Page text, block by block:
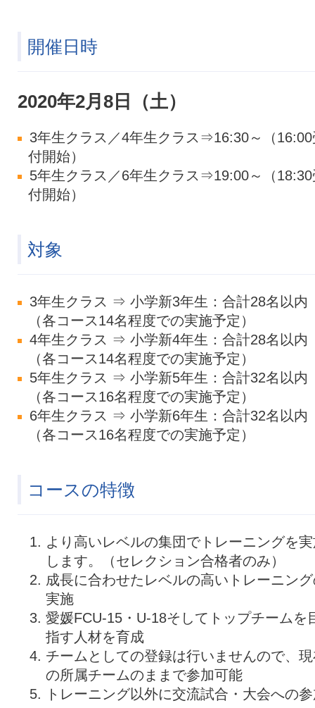
開催日時
2020年2月8日（土）
3年生クラス／4年生クラス⇒16:30～（16:00
付開始）
5年生クラス／6年生クラス⇒19:00～（18:30
付開始）
対象
3年生クラス ⇒ 小学新3年生：合計28名以内
（各コース14名程度での実施予定）
4年生クラス ⇒ 小学新4年生：合計28名以内
（各コース14名程度での実施予定）
5年生クラス ⇒ 小学新5年生：合計32名以内
（各コース16名程度での実施予定）
6年生クラス ⇒ 小学新6年生：合計32名以内
（各コース16名程度での実施予定）
コースの特徴
より高いレベルの集団でトレーニングを
します。（セレクション合格者のみ）
成長に合わせたレベルの高いトレーニン
実施
愛媛FCU-15・U-18そしてトップチームを
指す人材を育成
チームとしての登録は行いませんので、
の所属チームのままで参加可能
トレーニング以外に交流試合・大会への